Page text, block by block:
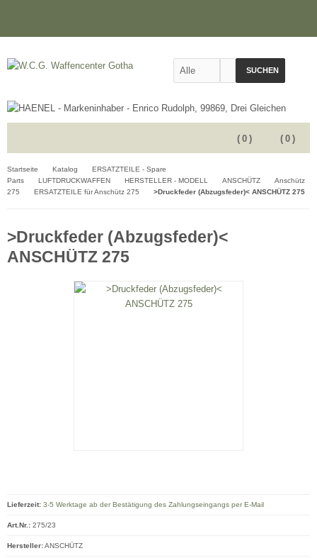
SUCHEN
( 0 )
( 0 )
Startseite Katalog
ERSATZTEILE - Spare
Parts
LUFTDRUCKWAFFEN HERSTELLER - MODELL ANSCHÜTZ
Anschütz
275
ERSATZTEILE für Anschütz 275 >Druckfeder (Abzugsfeder)< ANSCHÜTZ 275
>Druckfeder (Abzugsfeder)<
ANSCHÜTZ 275
Lieferzeit: 3-5 Werktage ab der Bestätigung des Zahlungseingangs per E-Mail
Art.Nr.: 275/23
Hersteller:ANSCHÜTZ